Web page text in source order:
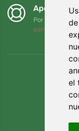
el
Apoyamos
Por cada
somos